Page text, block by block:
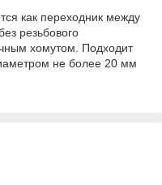
как переходник между
резьбового
хомутом. Подходит
не более 20 мм